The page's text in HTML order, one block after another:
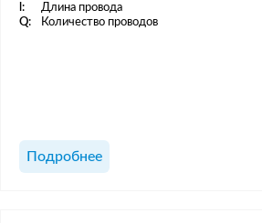
l:
Длина провода
Q:
Количество проводов
Подробнее